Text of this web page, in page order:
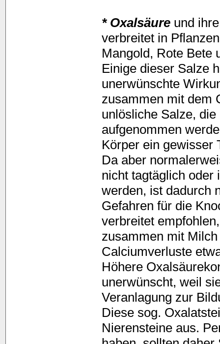
* Oxalsäureund ihre
verbreitet in
Mangold, Rote Bete
Einige dieser Salze
unerwünschte
zusammen mit dem
unlösliche Salze,
aufgenommen
Körper ein gewisser
Da aber
nicht tagtäglich oder
werden, ist dadurch
Gefahren für die
verbreitet
zusammen mit
Calciumverluste
Höhere
unerwünscht, weil
Veranlagung zur
Diese sog.
Nierensteine aus.